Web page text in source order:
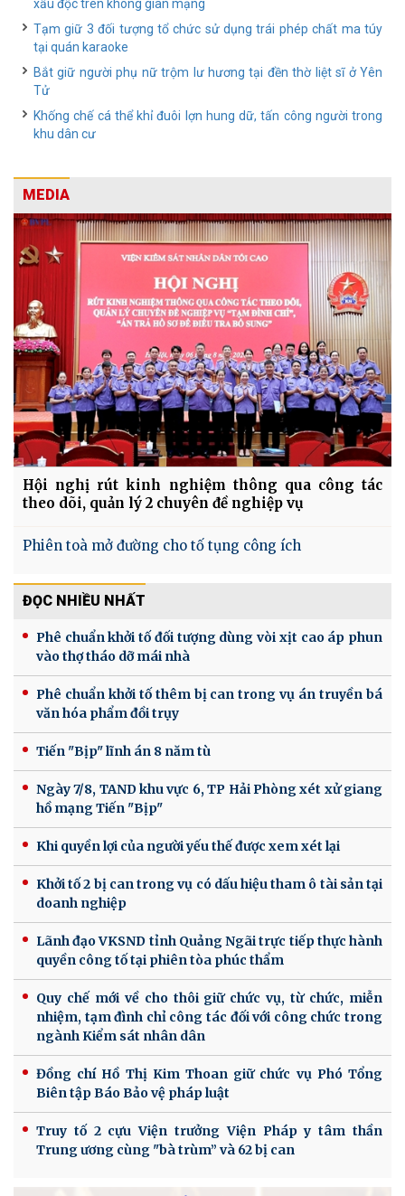
xấu độc trên không gian mạng
Tạm giữ 3 đối tượng tổ chức sử dụng trái phép chất ma túy
tại quán karaoke
Bắt giữ người phụ nữ trộm lư hương tại đền thờ liệt sĩ ở Yên
Tử
Khống chế cá thể khỉ đuôi lợn hung dữ, tấn công người trong
khu dân cư
MEDIA
Hội nghị rút kinh nghiệm thông qua công tác
theo dõi, quản lý 2 chuyên đề nghiệp vụ
Phiên toà mở đường cho tố tụng công ích
ĐỌC NHIỀU NHẤT
Phê chuẩn khởi tố đối tượng dùng vòi xịt cao áp phun
vào thợ tháo dỡ mái nhà
Phê chuẩn khởi tố thêm bị can trong vụ án truyền bá
văn hóa phẩm đồi trụy
Tiến "Bịp" lĩnh án 8 năm tù
Ngày 7/8, TAND khu vực 6, TP Hải Phòng xét xử giang
hồ mạng Tiến "Bịp"
Khi quyền lợi của người yếu thế được xem xét lại
Khởi tố 2 bị can trong vụ có dấu hiệu tham ô tài sản tại
doanh nghiệp
Lãnh đạo VKSND tỉnh Quảng Ngãi trực tiếp thực hành
quyền công tố tại phiên tòa phúc thẩm
Quy chế mới về cho thôi giữ chức vụ, từ chức, miễn
nhiệm, tạm đình chỉ công tác đối với công chức trong
ngành Kiểm sát nhân dân
Đồng chí Hồ Thị Kim Thoan giữ chức vụ Phó Tổng
Biên tập Báo Bảo vệ pháp luật
Truy tố 2 cựu Viện trưởng Viện Pháp y tâm thần
Trung ương cùng "bà trùm” và 62 bị can